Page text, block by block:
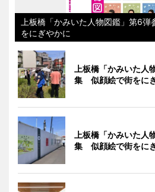
上板橋「かみいた人物図鑑」第6
をにぎやかに
上板橋「かみいた
集 似顔絵で街をに
上板橋「かみいた
集 似顔絵で街をに